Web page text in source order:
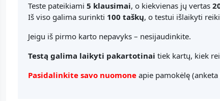
Teste pateikiami 5 klausimai, o kiekvienas jų vertas
Iš viso galima surinkti 100 taškų, o testui išlaikyti
Jeigu iš pirmo karto nepavyks – nesijaudinkite.
Testą galima laikyti pakartotinai tiek kartų, kiek
Pasidalinkite savo nuomone apie pamokėlę